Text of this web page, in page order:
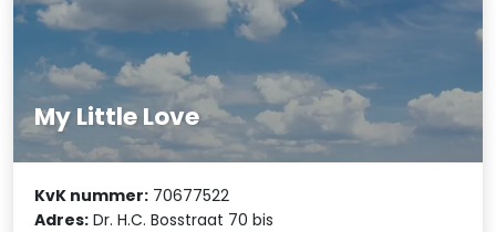
My Little Love
KvK nummer: 70677522
Adres: Dr. H.C. Bosstraat 70 bis